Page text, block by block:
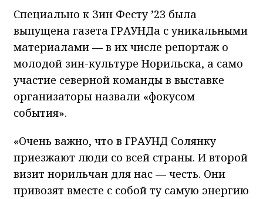
Специально к Зин Фесту ’23 была
выпущена газета ГРАУНДа с уникальными
материалами — в их числе репортаж о
молодой зин-культуре Норильска, а само
участие северной команды в выставке
организаторы назвали «фокусом
события».
«Очень важно, что в ГРАУНД Солянку
приезжают люди со всей страны. И второй
визит норильчан для нас — честь. Они
привозят вместе с собой ту самую энергию